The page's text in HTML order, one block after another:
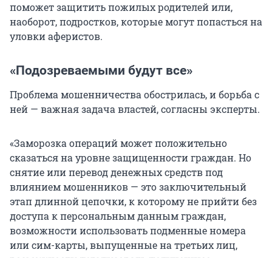
поможет защитить пожилых родителей или,
наоборот, подростков, которые могут попасться на
уловки аферистов.
«Подозреваемыми будут все»
Проблема мошенничества обострилась, и борьба с
ней — важная задача властей, согласны эксперты.
«Заморозка операций может положительно
сказаться на уровне защищенности граждан. Но
снятие или перевод денежных средств под
влиянием мошенников — это заключительный
этап длинной цепочки, к которому не прийти без
доступа к персональным данным граждан,
возможности использовать подменные номера
или сим-карты, выпущенные на третьих лиц,